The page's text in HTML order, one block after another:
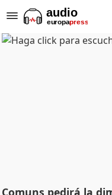
Comuns pedirá la